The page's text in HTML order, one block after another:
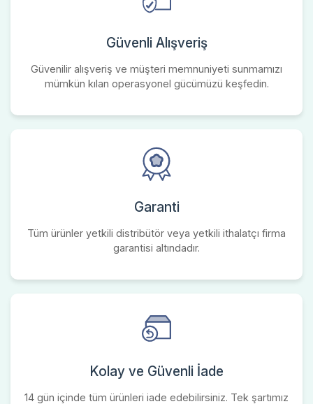
Güvenli Alışveriş
Güvenilir alışveriş ve müşteri memnuniyeti sunmamızı
mümkün kılan operasyonel gücümüzü keşfedin.
Garanti
Tüm ürünler yetkili distribütör veya yetkili ithalatçı firma
garantisi altındadır.
Kolay ve Güvenli İade
14 gün içinde tüm ürünleri iade edebilirsiniz. Tek şartımız